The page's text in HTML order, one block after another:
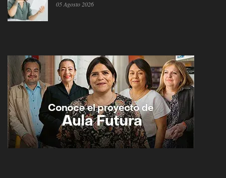
05 Agosto 2026